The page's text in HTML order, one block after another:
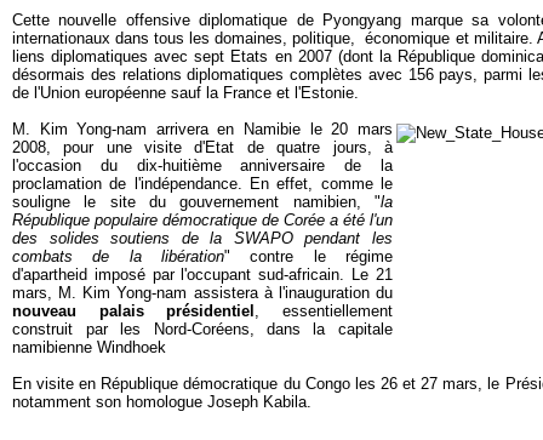
Cette nouvelle offensive diplomatique de Pyongyang marque sa
internationaux dans tous les domaines, politique, économique et militaire.
liens diplomatiques avec sept Etats en 2007 (dont la République
désormais des relations diplomatiques complètes avec 156 pays, parmi
de l'Union européenne sauf la France et l'Estonie.
M. Kim Yong-nam arrivera en Namibie le 20 mars
2008, pour une visite d'Etat de quatre jours, à
l'occasion du dix-huitième anniversaire de la
proclamation de l'indépendance. En effet, comme le
souligne le site du gouvernement namibien, "la
République populaire démocratique de Corée a été l'un
des solides soutiens de la SWAPO pendant les
combats de la libération" contre le régime
d'apartheid imposé par l'occupant sud-africain. Le 21
mars, M. Kim Yong-nam assistera à l'inauguration du
nouveau palais présidentiel , essentiellement
construit par les Nord-Coréens,
dans la capitale
namibienne Windhoek
En visite en République démocratique du Congo les 26 et 27 mars, le
notamment son homologue Joseph Kabila.